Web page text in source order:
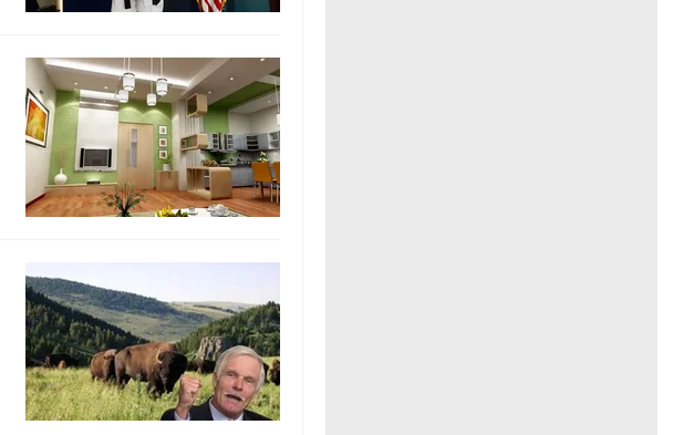
EMagazine
Photo
Infographic
Góc ảnh
Công nghệ
Hitech Công nghệ tương lai
Sản phẩm
Thị trường
Tư vấn